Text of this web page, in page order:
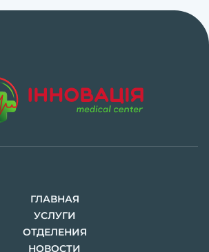
ГЛАВНАЯ
УСЛУГИ
ОТДЕЛЕНИЯ
НОВОСТИ